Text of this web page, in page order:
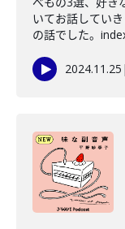
いてお話してい
の話でした。
2024.11.25 |